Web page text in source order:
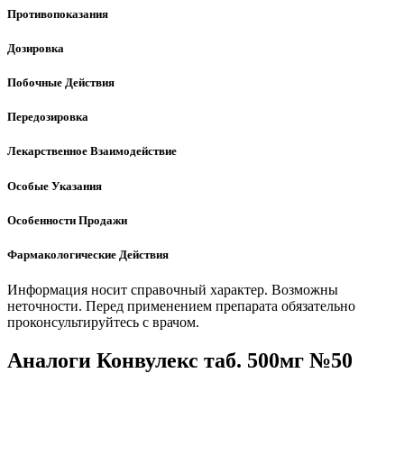
Противопоказания
Дозировка
Побочные Действия
Передозировка
Лекарственное Взаимодействие
Особые Указания
Особенности Продажи
Фармакологические Действия
Информация носит справочный характер. Возможны
неточности. Перед применением препарата обязательно
проконсультируйтесь с врачом.
Аналоги Конвулекс таб. 500мг №50